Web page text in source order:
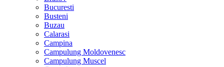
Bucuresti
Busteni
Buzau
Calarasi
Campina
Campulung Moldovenesc
Campulung Muscel